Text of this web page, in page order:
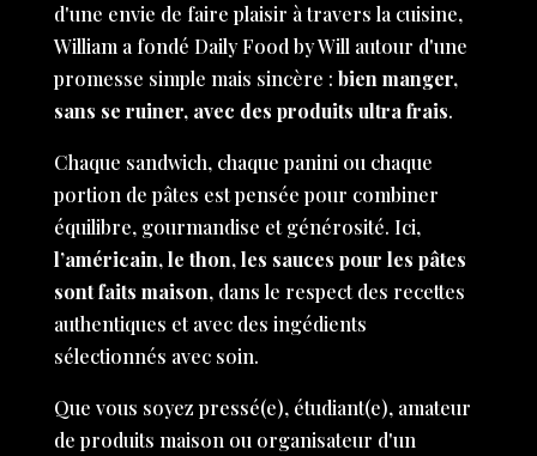
d'une envie de faire plaisir à travers la cuisine,
William a fondé Daily Food by Will autour d'une
promesse simple mais sincère : bien manger,
sans se ruiner, avec des produits ultra frais.
Chaque sandwich, chaque panini ou chaque
portion de pâtes est pensée pour combiner
équilibre, gourmandise et générosité. Ici,
l’américain, le thon, les sauces pour les pâtes
sont faits maison, dans le respect des recettes
authentiques et avec des ingédients
sélectionnés avec soin.
Que vous soyez pressé(e), étudiant(e), amateur
de produits maison ou organisateur d'un